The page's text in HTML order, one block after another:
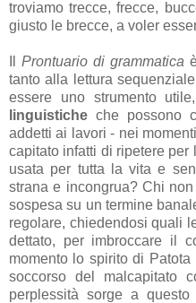
troviamo trecce, frecce,
giusto le brecce, a voler
Prontuario di grammatica
tanto alla lettura
essere uno strumento
linguistiche che possono
addetti ai lavori - nei
capitato infatti di ripetere
usata per tutta la vita e
strana e incongrua? Chi
sospesa su un termine
regolare, chiedendosi quali
dettato, per imbroccare il
momento lo spirito di
soccorso del malcapitato
perplessità sorge a